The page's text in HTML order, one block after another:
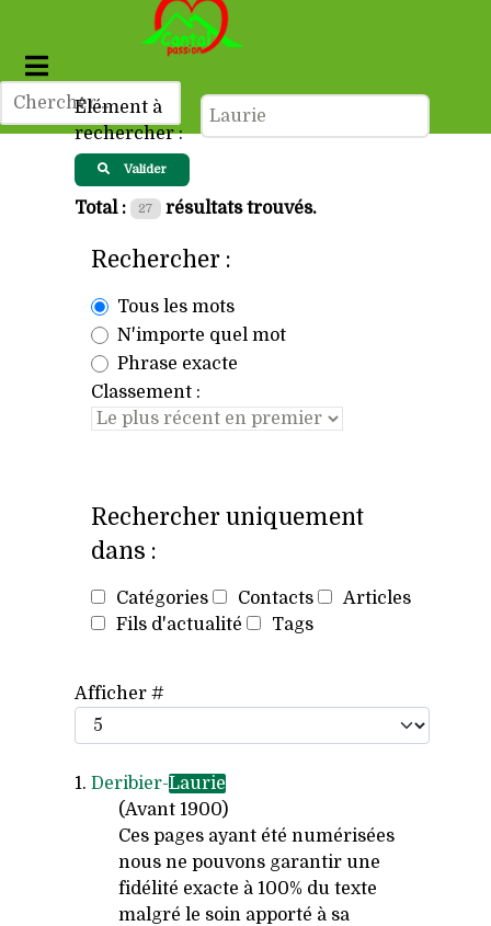
Élément à
rechercher :
Valider
Total : 27 résultats trouvés.
Rechercher :
Tous les mots
N'importe quel mot
Phrase exacte
Classement :
Rechercher uniquement
dans :
Catégories Contacts
Articles
Fils d'actualité
Tags
Afficher #
1. Deribier-Laurie
(Avant 1900)
Ces pages ayant été numérisées
nous ne pouvons garantir une
fidélité exacte à 100% du texte
malgré le soin apporté à sa